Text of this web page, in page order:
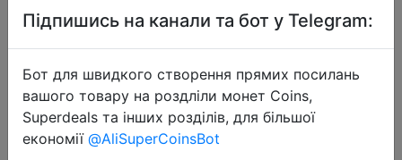
2025-11-10
Підпишись на канали та бот у Telegram:
Бот для швидкого створення прямих посилань
вашого товару на роздліли монет Coins,
Superdeals та інших розділів, для більшої
економії @AliSuperCoinsBot